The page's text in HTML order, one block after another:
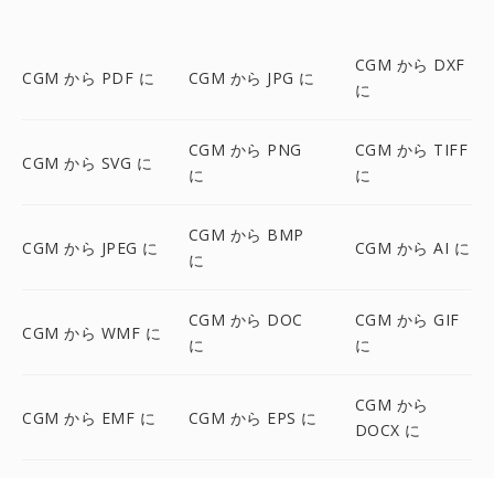
CGM から PDF に CGM から JPG に
CGM から DXF
に
CGM から SVG に
CGM から PNG
に
CGM から TIFF
に
CGM から JPEG に
CGM から BMP
に
CGM から AI に
CGM から WMF に
CGM から DOC
に
CGM から GIF
に
CGM から EMF に CGM から EPS に
CGM から
DOCX に